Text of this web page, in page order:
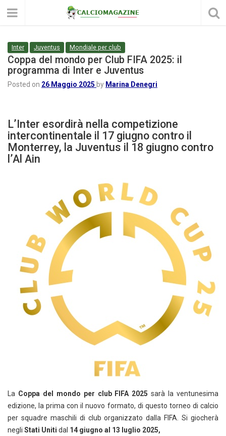
Inter Juventus Mondiale per club
Coppa del mondo per Club FIFA 2025: il
programma di Inter e Juventus
Posted on 26 Maggio 2025 by Marina Denegri
L’Inter esordirà nella competizione
intercontinentale il 17 giugno contro il
Monterrey, la Juventus il 18 giugno contro
l’Al Ain
La Coppa del mondo per club FIFA 2025 sarà la ventunesima
edizione, la prima con il nuovo formato, di questo torneo di calcio
per squadre maschili di club organizzato dalla FIFA. Si giocherà
negli Stati Uniti dal 14 giugno al 13 luglio 2025,